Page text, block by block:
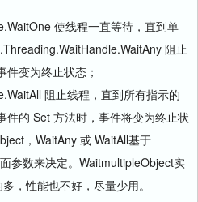
使线程一直等待，直到单
阻止
变为终止状态；
阻止线程，直到所有指示的
件的 Set 方法时，事件将变为终止状
，WaitAny 或 WaitAll基于
参数来决定。WaitmultipleObject实
，性能也不好，尽量少用。